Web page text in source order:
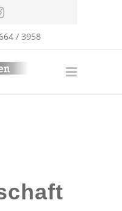
/ 3958